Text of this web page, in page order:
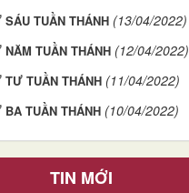
TUẦN THÁNH (13/04/2022)
TUẦN THÁNH (12/04/2022)
TUẦN THÁNH (11/04/2022)
TUẦN THÁNH (10/04/2022)
TIN MỚI